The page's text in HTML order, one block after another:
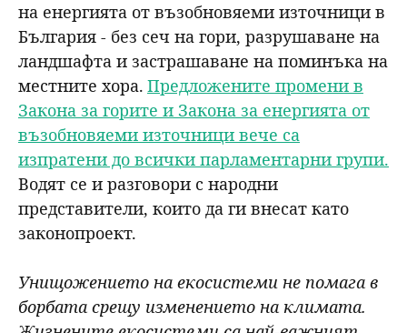
на енергията от възобновяеми източници в
България - без сеч на гори, разрушаване на
ландшафта и застрашаване на поминъка на
местните хора. Предложените промени в
Закона за горите и Закона за енергията от
възобновяеми източници вече са
изпратени до всички парламентарни групи.
Водят се и разговори с народни
представители, които да ги внесат като
законопроект.
Унищожението на екосистеми не помага в
борбата срещу изменението на климата.